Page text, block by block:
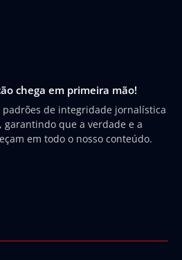
chega em primeira mão!
padrões de integridade jornalística
garantindo que a verdade e a
em todo o nosso conteúdo.